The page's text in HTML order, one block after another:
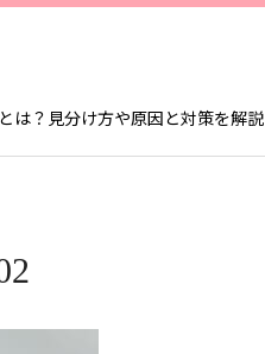
は？見分け方や原因と対策を解説